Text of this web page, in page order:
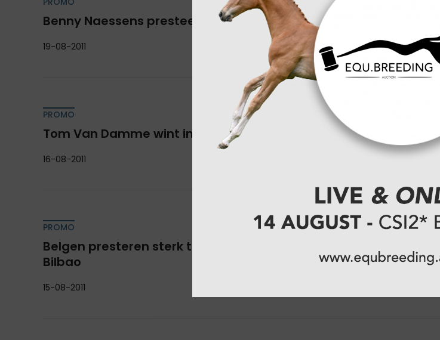
Benny Naessens presteert in Auvers
19-08-2011
PROMO
Tom Van Damme wint in Arnas Champbuccy
16-08-2011
PROMO
Belgen presteren sterk tijdens Nations Cup
Bilbao
15-08-2011